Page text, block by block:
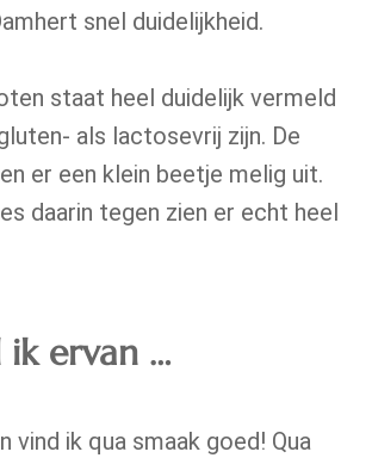
snel duidelijkheid.
staat heel duidelijk vermeld
als lactosevrij zijn. De
er een klein beetje melig uit.
daarin tegen zien er echt heel
ervan …
vind ik qua smaak goed! Qua